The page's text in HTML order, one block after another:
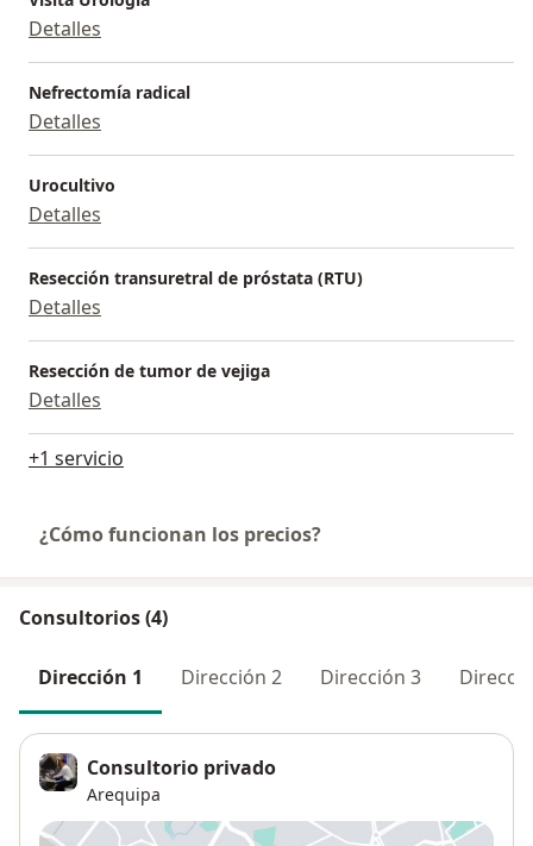
Detalles
Nefrectomía radical
Detalles
Urocultivo
Detalles
Resección transuretral de próstata (RTU)
Detalles
Resección de tumor de vejiga
Detalles
+1 servicio
¿Cómo funcionan los precios?
Consultorios (4)
Dirección 1 Dirección 2 Dirección 3
Consultorio privado
Arequipa